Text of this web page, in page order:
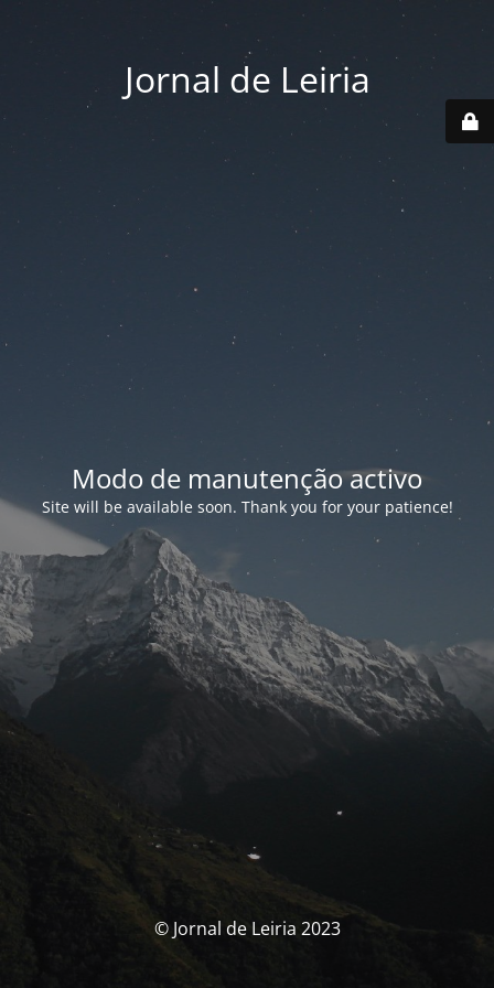
Jornal de Leiria
Modo de manutenção activo
Site will be available soon. Thank you for your patience!
© Jornal de Leiria 2023